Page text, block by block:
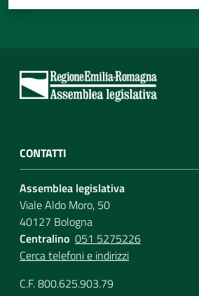
CONTATTI
Assemblea legislativa
Viale Aldo Moro, 50
40127 Bologna
Centralino 051 5275226
Cerca telefoni e indirizzi
C.F. 800.625.903.79